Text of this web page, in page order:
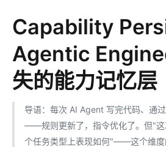
Capability
Agentic
失的能力记忆层
导语：每次 AI Agent 写完代码、通
——规则更新了，指令优化了。但"
个任务类型上表现如何"——这个维度